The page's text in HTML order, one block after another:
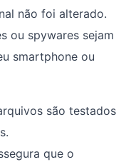
não foi alterado.
ou spywares sejam
smartphone ou
são testados
que o